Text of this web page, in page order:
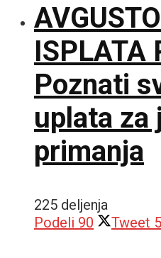
ISPLATA
Poznati
uplata za
primanja
225 deljenja
Podeli 90 Tweet